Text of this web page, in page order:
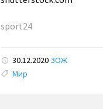
sport24
30.12.2020 ЗОЖ
Tags:
Мир